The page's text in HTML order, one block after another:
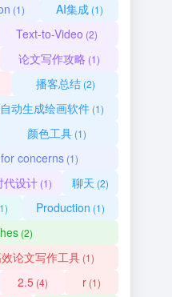
(1) AI集成(1)
Text-to-Video (2)
论文写作攻略 (1)
播客总结(2)
动生成绘画软件(1)
颜色工具(1)
concerns (1)
代设计 (1) 聊天 (2)
Production (1)
(2)
论文写作工具(1)
2.5 (4) r (1)